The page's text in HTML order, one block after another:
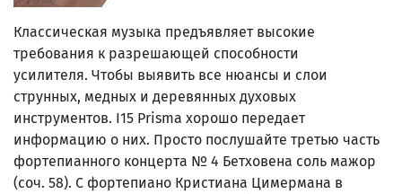
Классическая музыка предъявляет высокие
требования к разрешающей способности
усилителя. Чтобы выявить все нюансы и слои
струнных, медных и деревянных духовых
инструментов. I15 Prisma хорошо передает
информацию о них. Просто послушайте третью часть
фортепианного концерта № 4 Бетховена соль мажор
(соч. 58). С фортепиано Кристиана Цимермана в